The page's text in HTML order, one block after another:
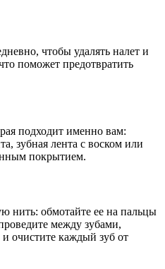
чтобы удалять налет и
поможет предотвратить
подходит именно вам:
зубная лента с воском или
покрытием.
нить: обмотайте ее на пальцы
между зубами,
и очистите каждый зуб от